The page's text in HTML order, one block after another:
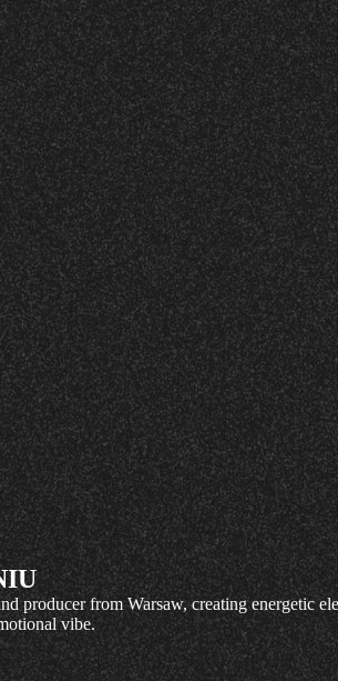
producer from Warsaw, creating energetic
vibe.